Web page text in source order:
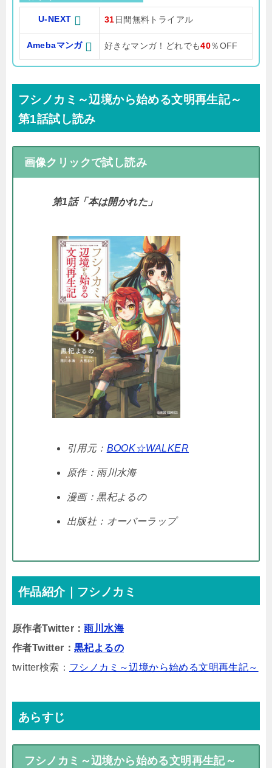
U-NEXT 31 日間無料トライアル
Amebaマンガ 好きなマンガ！どれでも40％OFF
フシノカミ～辺境から始める文明再生記～
第1話試し読み
画像クリックで試し読み
第1話「本は開かれた」
引用元： BOOK☆WALKER
原作：雨川水海
漫画：黒杞よるの
出版社：オーバーラップ
作品紹介｜フシノカミ
原作者Twitter：雨川水海
作者Twitter：黒杞よるの
twitter検索： フシノカミ～辺境から始める文明再生記～
あらすじ
フシノカミ～辺境から始める文明再生記～